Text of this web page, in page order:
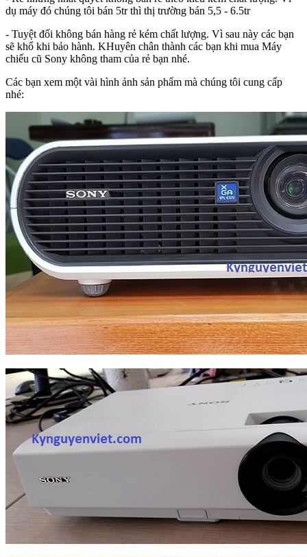
dụ máy đó chúng tôi bán 5tr thì thị trường bán 5,5 - 6.5tr
- Tuyệt đối không bán hàng rẻ kém chất lượng. Vì sau này các bạn
sẽ khổ khi bảo hành. KHuyên chân thành các bạn khi mua Máy
chiếu cũ Sony không tham của rẻ bạn nhé.
Các bạn xem một vài hình ảnh sản phẩm mà chúng tôi cung cấp
nhé: